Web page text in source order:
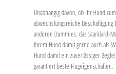
Unabhängig davon, ob Ihr Hund
abwechslungsreiche
anderen Dummies: das Standard-
Ihrem Hund damit gerne auch als
Hund damit ein zuverlässiger
garantiert beste Flugeigenschaften.